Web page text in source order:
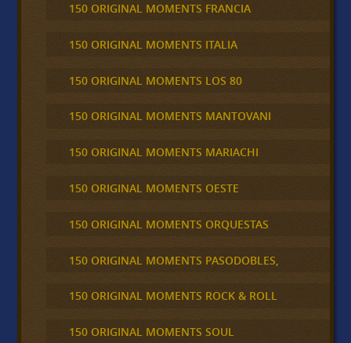
150 ORIGINAL MOMENTS FRANCIA
150 ORIGINAL MOMENTS ITALIA
150 ORIGINAL MOMENTS LOS 80
150 ORIGINAL MOMENTS MANTOVANI
150 ORIGINAL MOMENTS MARIACHI
150 ORIGINAL MOMENTS OESTE
150 ORIGINAL MOMENTS ORQUESTAS
150 ORIGINAL MOMENTS PASODOBLES,
150 ORIGINAL MOMENTS ROCK & ROLL
150 ORIGINAL MOMENTS SOUL